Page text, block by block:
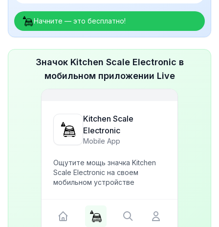
Начните — это бесплатно!
Значок Kitchen Scale Electronic в
мобильном приложении Live
Kitchen Scale
Electronic
Mobile App
Ощутите мощь значка Kitchen
Scale Electronic на своем
мобильном устройстве